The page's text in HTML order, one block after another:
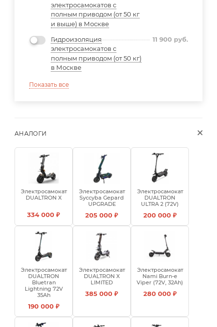
электросамокатов с
полным приводом (от 50 кг
и выше) в Москве
Гидроизоляция
электросамокатов с
полным приводом (от 50 кг)
в Москве
11 900 руб.
Показать все
АНАЛОГИ
Электросамокат
DUALTRON X
334 000 ₽
Электросамокат
Syccyba Gepard
UPGRADE
205 000 ₽
Электросамокат
DUALTRON
ULTRA 2 (72V)
200 000 ₽
Электросамокат
DUALTRON
Bluetran
Lightning 72V
35Ah
190 000 ₽
Электросамокат
DUALTRON X
LIMITED
385 000 ₽
Электросамокат
Nami Burn-e
Viper (72V, 32Ah)
280 000 ₽